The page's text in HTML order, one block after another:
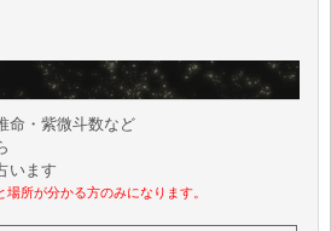
命・紫微斗数など
います
所が分かる方のみになります。